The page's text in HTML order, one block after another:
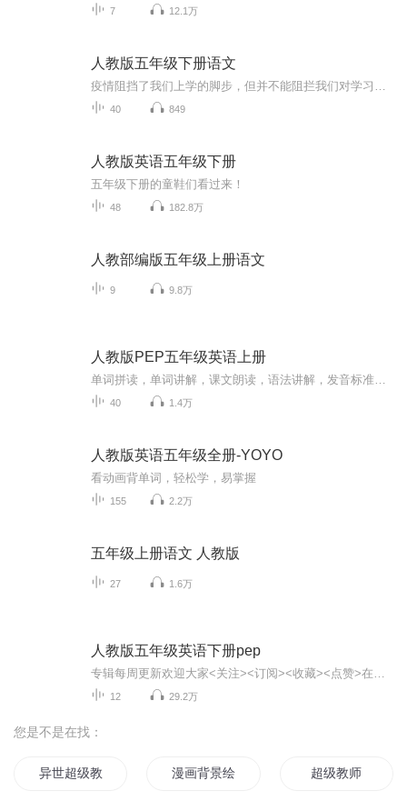
7 12.1万
人教版五年级下册语文
40 849
人教版英语五年级下册
五年级下册的童鞋们看过来！
48 182.8万
人教部编版五年级上册语文
9 9.8万
人教版PEP五年级英语上册
40 1.4万
人教版英语五年级全册-YOYO
看动画背单词，轻松学，易掌握
155 2.2万
五年级上册语文 人教版
27 1.6万
人教版五年级英语下册pep
12 29.2万
您是不是在找：
异世超级教师 漫画背景绘制教程 超级教师